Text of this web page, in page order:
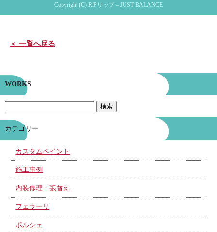
Copyright (C) RIPリップ – JUST BALANCE
＜ 一覧へ戻る
WORKS
カテゴリー
カスタムペイント
施工事例
内装修理・張替え
フェラーリ
ポルシェ